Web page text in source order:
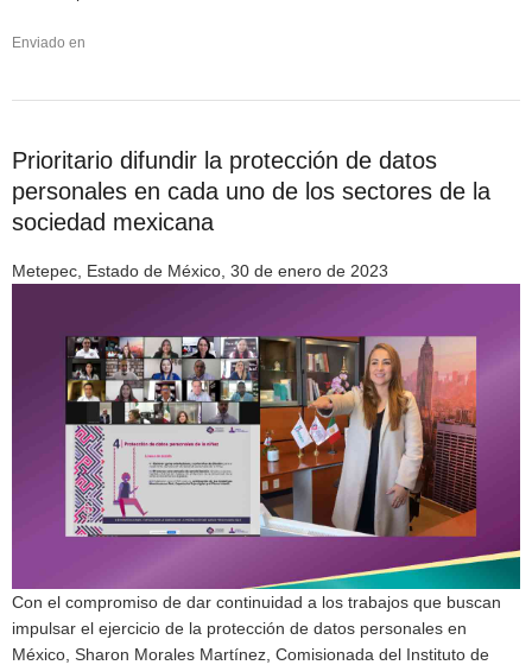
Enviado en
Prioritario difundir la protección de datos
personales en cada uno de los sectores de la
sociedad mexicana
Metepec, Estado de México, 30 de enero de 2023
Con el compromiso de dar continuidad a los trabajos que buscan
impulsar el ejercicio de la protección de datos personales en
México, Sharon Morales Martínez, Comisionada del Instituto de